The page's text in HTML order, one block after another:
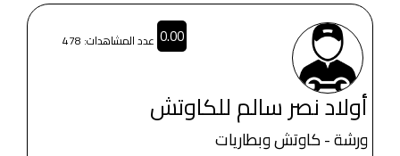
أولاد نصر سالم للكاوتش
ورشة - كاوتش وبطاريات
0.00 عدد المشاهدات: 478